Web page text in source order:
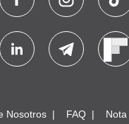
Nosotros FAQ